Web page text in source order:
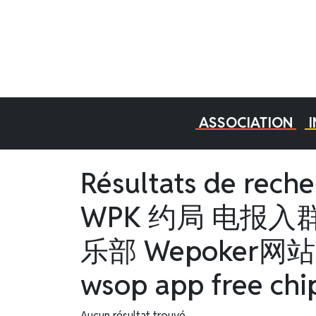
ASSOCIATION
Résultats de
WPK 约局 电报入
乐部 Wepoker网
wsop app free